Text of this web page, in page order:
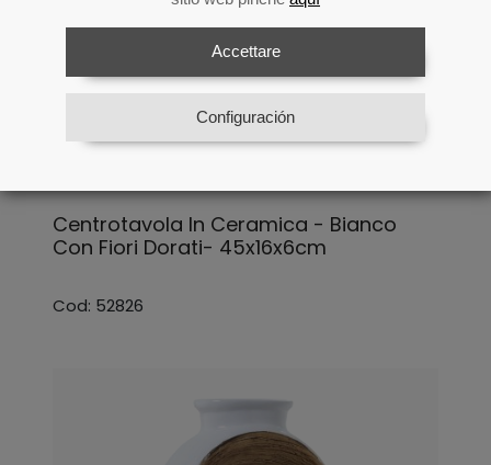
Accettare
Configuración
Centrotavola In Ceramica - Bianco
Con Fiori Dorati- 45x16x6cm
Cod: 52826